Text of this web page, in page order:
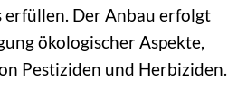
Der Anbau erfolgt
ökologischer Aspekte,
Pestiziden und Herbiziden.